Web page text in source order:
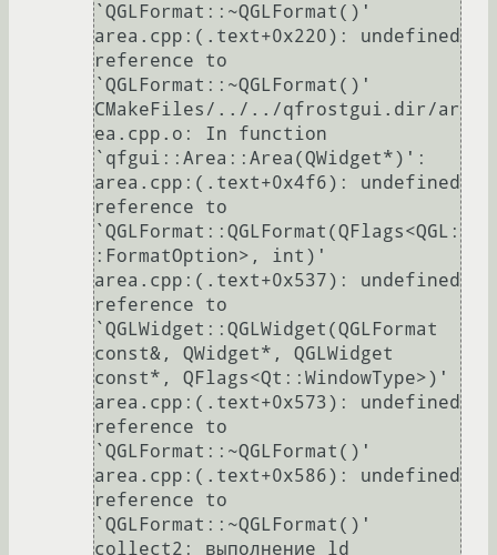
`QGLFormat::~QGLFormat()'
area.cpp:(.text+0x220): undefined
reference to
`QGLFormat::~QGLFormat()'
CMakeFiles/../../qfrostgui.dir/ar
ea.cpp.o: In function
`qfgui::Area::Area(QWidget*)':
area.cpp:(.text+0x4f6): undefined
reference to
`QGLFormat::QGLFormat(QFlags<QGL:
:FormatOption>, int)'
area.cpp:(.text+0x537): undefined
reference to
`QGLWidget::QGLWidget(QGLFormat
const&, QWidget*, QGLWidget
const*, QFlags<Qt::WindowType>)'
area.cpp:(.text+0x573): undefined
reference to
`QGLFormat::~QGLFormat()'
area.cpp:(.text+0x586): undefined
reference to
`QGLFormat::~QGLFormat()'
collect2: выполнение ld